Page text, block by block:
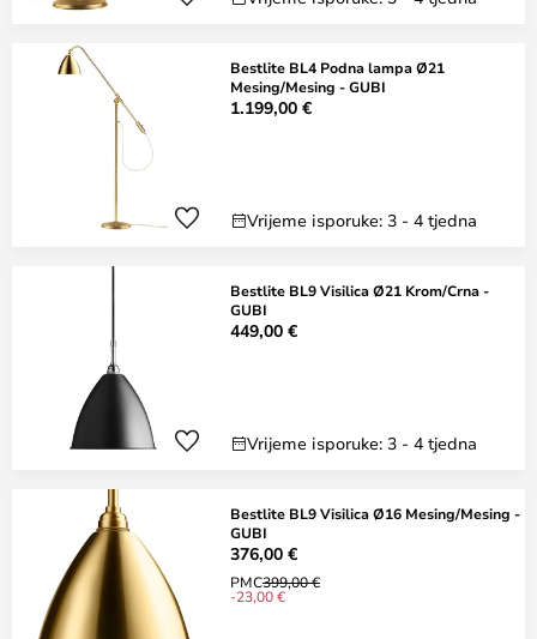
Bestlite BL4 Podna lampa Ø21
Mesing/Mesing - GUBI
1.199,00 €
Vrijeme isporuke: 3 - 4 tjedna
Bestlite BL9 Visilica Ø21 Krom/Crna -
GUBI
449,00 €
Vrijeme isporuke: 3 - 4 tjedna
Bestlite BL9 Visilica Ø16 Mesing/Mesing -
GUBI
376,00 €
PMC399,00 €
-23,00 €